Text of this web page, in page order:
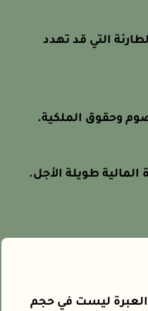
التي قد تهدد
وحقوق الملكية.
طويلة الأجل.
ليست في حجم